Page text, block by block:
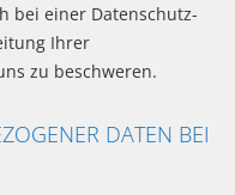
bei einer Datenschutz-
Ihrer
zu beschweren.
DATEN BEI